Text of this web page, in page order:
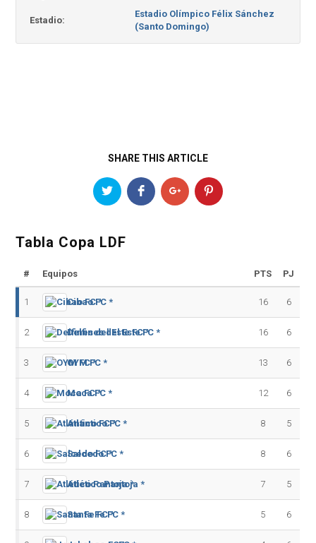
Estadio:
Estadio Olímpico Félix Sánchez
(Santo Domingo)
SHARE THIS ARTICLE
Tabla Copa LDF
# Equipos PTS PJ
1 Cibao FC * 16 6
2 Delfines del Este FC * 16 6
3 OYM FC * 13 6
4 Moca FC * 12 6
5 Atlántico FC * 8 5
6 Salcedo FC * 8 6
7 Atlético Pantoja * 7 5
8 Santa Fe FC * 5 6